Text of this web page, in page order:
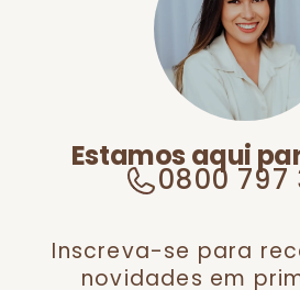
Estamos aqui
0800 797
Inscreva-se para
novidades em